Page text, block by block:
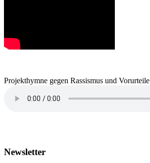
Projekthymne gegen Rassismus und Vorurteile
Newsletter